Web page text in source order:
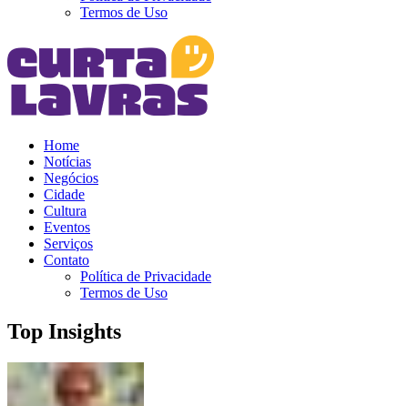
Termos de Uso
Home
Notícias
Negócios
Cidade
Cultura
Eventos
Serviços
Contato
Política de Privacidade
Termos de Uso
Top Insights